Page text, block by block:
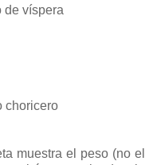
de víspera
choricero
muestra el peso (no el